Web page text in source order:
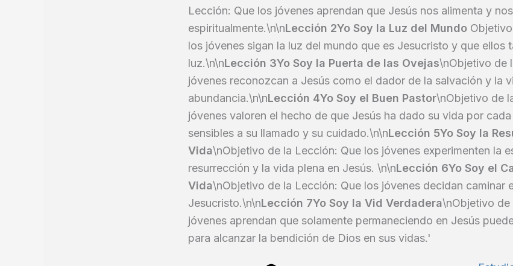
Lección: Que los jóvenes aprendan que Jesús nos alimenta y
espiritualmente.\n\nLección 2Yo Soy la Luz del MundoObjetivo
los jóvenes sigan la luz del mundo que es Jesucristo y que ellos
luz.\n\nLección 3Yo Soy la Puerta de las Ovejas\nObjetivo de
jóvenes reconozcan a Jesús como el dador de la salvación y la
abundancia.\n\nLección 4Yo Soy el Buen Pastor\nObjetivo de
jóvenes valoren el hecho de que Jesús ha dado su vida por
sensibles a su llamado y su cuidado.\n\nLección 5Yo Soy la
Vida\nObjetivo de la Lección: Que los jóvenes experimenten la
resurrección y la vida plena en Jesús. \n\nLección 6Yo Soy el
Vida\nObjetivo de la Lección: Que los jóvenes decidan caminar
Jesucristo.\n\nLección 7Yo Soy la Vid Verdadera\nObjetivo de
jóvenes aprendan que solamente permaneciendo en Jesús
para alcanzar la bendición de Dios en sus vidas.'